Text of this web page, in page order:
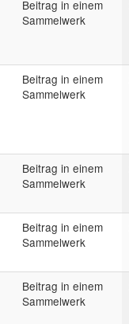
Beitrag in einem
Sammelwerk
Beitrag in einem
Sammelwerk
Beitrag in einem
Sammelwerk
Beitrag in einem
Sammelwerk
Beitrag in einem
Sammelwerk